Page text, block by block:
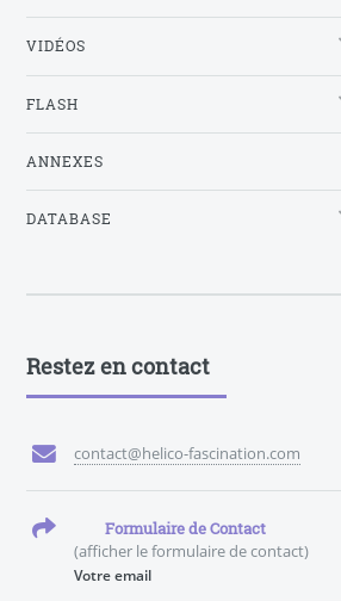
VIDÉOS
FLASH
ANNEXES
DATABASE
Restez en contact
contact@helico-fascination.com
Formulaire de Contact
(afficher le formulaire de contact)
Votre email